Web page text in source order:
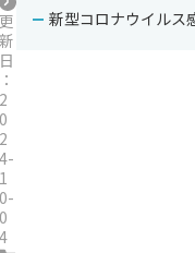
更
新
日
：
2
0
2
4-
1
0-
0
4
新型コロナウイルス